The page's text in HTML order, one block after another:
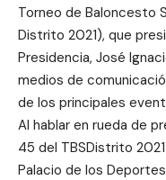
Torneo de Baloncesto
Distrito 2021), que
Presidencia, José
medios de
de los principales
Al hablar en rueda de
45 del TBSDistrito
Palacio de los